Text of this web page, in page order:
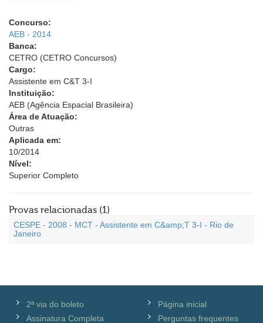
Concurso:
AEB - 2014
Banca:
CETRO (CETRO Concursos)
Cargo:
Assistente em C&T 3-I
Instituição:
AEB (Agência Espacial Brasileira)
Área de Atuação:
Outras
Aplicada em:
10/2014
Nível:
Superior Completo
Provas relacionadas (1)
CESPE - 2008 - MCT - Assistente em C&amp;T 3-I - Rio de
Janeiro
2ª via do boleto
Assinatura Completa
Página inicial
Perguntas frequentes